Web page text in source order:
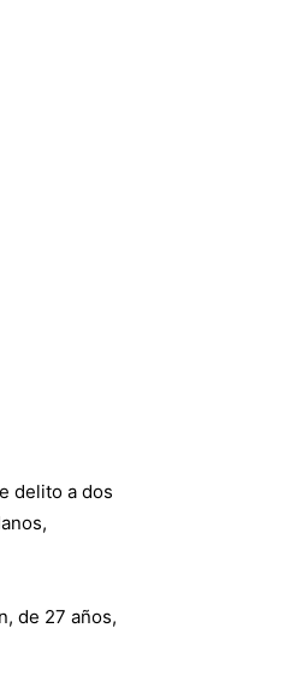
delito a dos
de 27 años,